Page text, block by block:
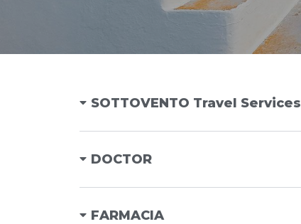
SOTTOVENTO Travel Services
DOCTOR
FARMACIA